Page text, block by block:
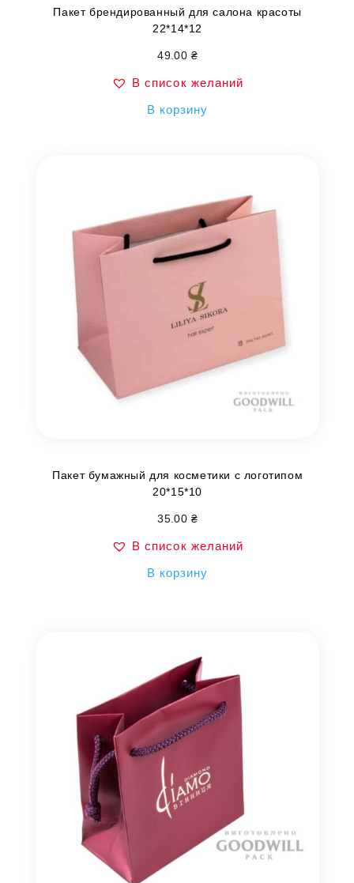
Пакет брендированный для салона красоты
22*14*12
49.00 ₴
В список желаний
В корзину
Пакет бумажный для косметики с логотипом
20*15*10
35.00 ₴
В список желаний
В корзину